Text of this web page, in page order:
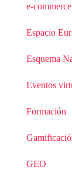
e-commerce
Espacio
Esquema
Eventos
Formación
GEO